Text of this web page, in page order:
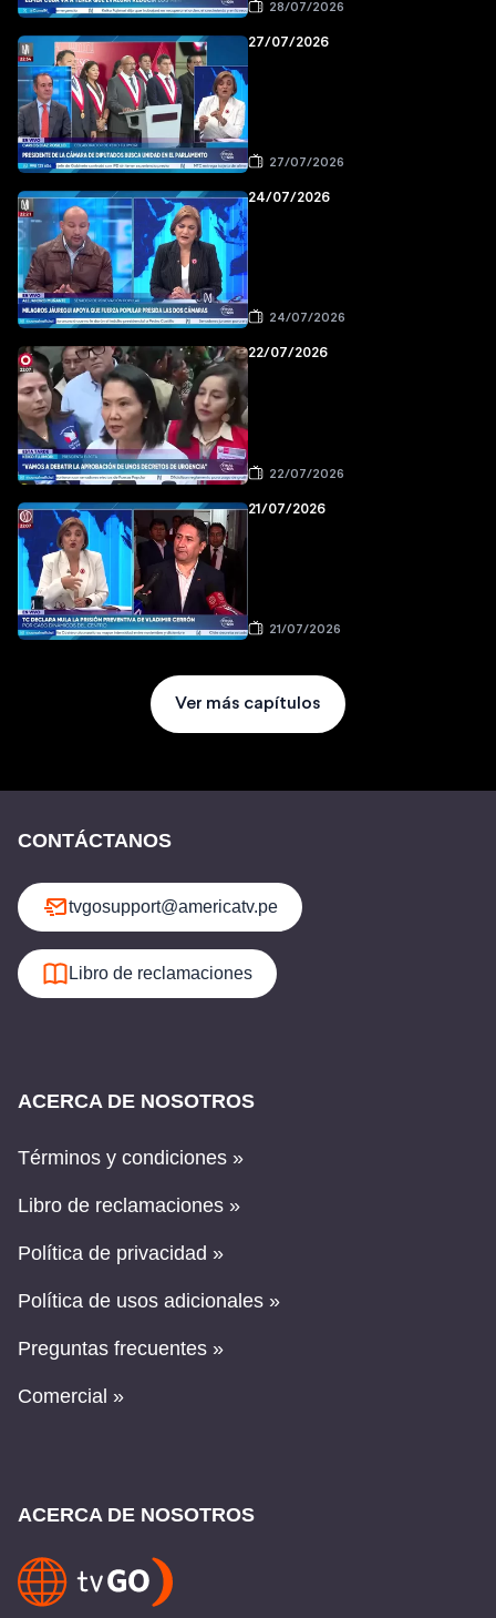
28/07/2026
27/07/2026
27/07/2026
24/07/2026
24/07/2026
22/07/2026
22/07/2026
21/07/2026
21/07/2026
Ver más capítulos
CONTÁCTANOS
tvgosupport@americatv.pe
Libro de reclamaciones
ACERCA DE NOSOTROS
Términos y condiciones »
Libro de reclamaciones »
Política de privacidad »
Política de usos adicionales »
Preguntas frecuentes »
Comercial »
ACERCA DE NOSOTROS